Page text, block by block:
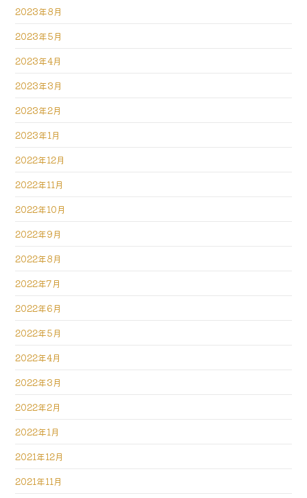
2023年8月
2023年5月
2023年4月
2023年3月
2023年2月
2023年1月
2022年12月
2022年11月
2022年10月
2022年9月
2022年8月
2022年7月
2022年6月
2022年5月
2022年4月
2022年3月
2022年2月
2022年1月
2021年12月
2021年11月